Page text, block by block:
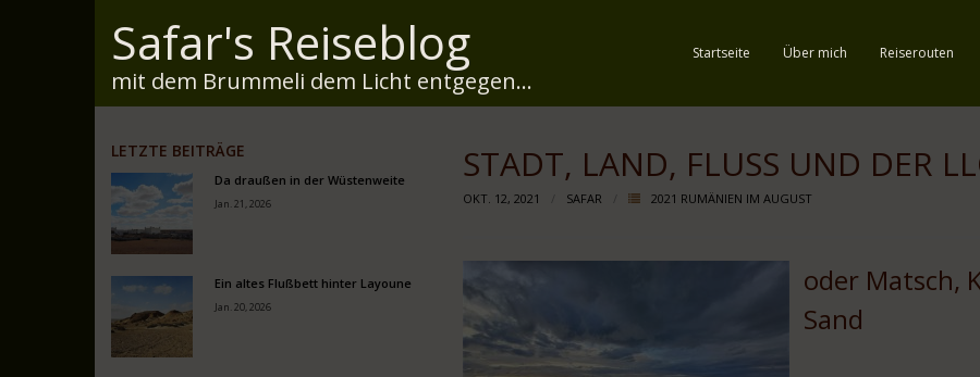
Safar's Reiseblog
mit dem Brummeli dem Licht entgegen...
Startseite Über mich Reiserouten
STADT, LAND, FLUSS UND DER
OKT. 12, 2021 SAFAR 2021 RUMÄNIEN IM AUGUST
oder Matsch,
Sand
LETZTE BEITRÄGE
Da draußen in der Wüstenweite
Jan. 21, 2026
Ein altes Flußbett hinter Layoune
Jan. 20, 2026